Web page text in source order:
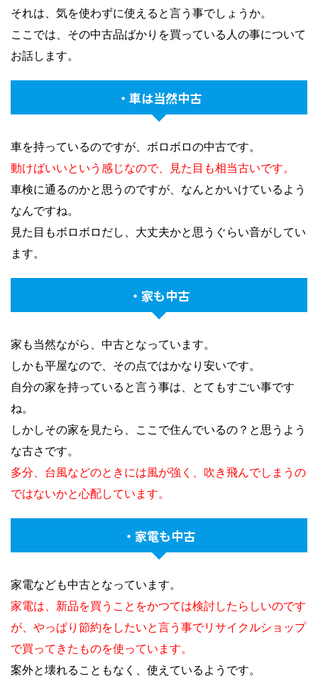
それは、気を使わずに使えると言う事でしょうか。
ここでは、その中古品ばかりを買っている人の事について
お話します。
・車は当然中古
車を持っているのですが、ボロボロの中古です。
動けばいいという感じなので、見た目も相当古いです。
車検に通るのかと思うのですが、なんとかいけているよう
なんですね。
見た目もボロボロだし、大丈夫かと思うぐらい音がしてい
ます。
・家も中古
家も当然ながら、中古となっています。
しかも平屋なので、その点ではかなり安いです。
自分の家を持っていると言う事は、とてもすごい事です
ね。
しかしその家を見たら、ここで住んでいるの？と思うよう
な古さです。
多分、台風などのときには風が強く、吹き飛んでしまうの
ではないかと心配しています。
・家電も中古
家電なども中古となっています。
家電は、新品を買うことをかつては検討したらしいのです
が、やっぱり節約をしたいと言う事でリサイクルショップ
で買ってきたものを使っています。
案外と壊れることもなく、使えているようです。